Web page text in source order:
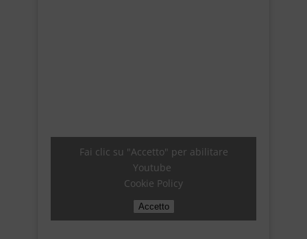
Fai clic su "Accetto" per abilitare
Youtube
Cookie Policy
Accetto